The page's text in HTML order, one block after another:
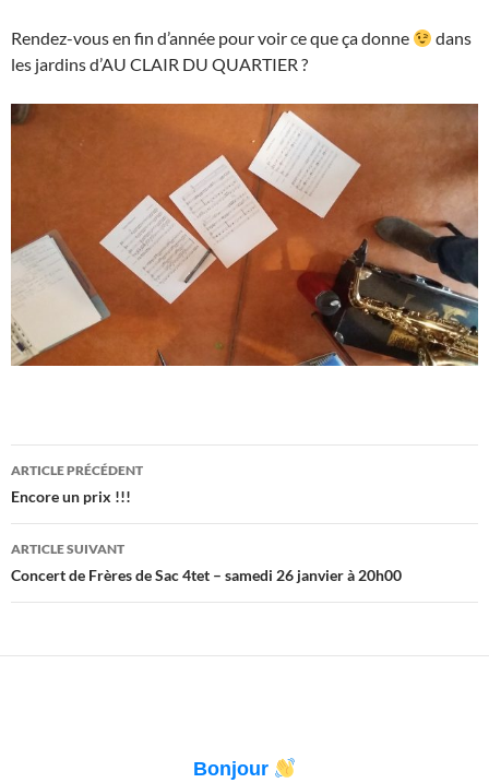
Rendez-vous en fin d’année pour voir ce que ça donne
dans
les jardins d’AU CLAIR DU QUARTIER ?
Navigation
des
articles
ARTICLE PRÉCÉDENT
Encore un prix !!!
ARTICLE SUIVANT
Concert de Frères de Sac 4tet – samedi 26 janvier à 20h00
Bonjour